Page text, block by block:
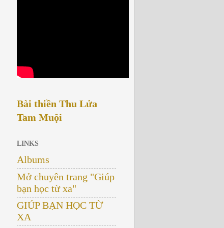
Bài thiền Thu Lửa
Tam Muội
LINKS
Albums
Mở chuyên trang "Giúp
bạn học từ xa"
GIÚP BẠN HỌC TỪ
XA